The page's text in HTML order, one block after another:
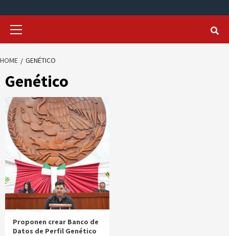
HOME GENÉTICO
Genético
Proponen crear Banco de
Datos de Perfil Genético